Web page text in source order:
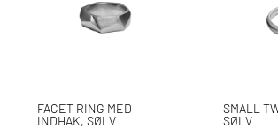
FACET RING MED
INDHAK, SØLV
SMALL
SØLV